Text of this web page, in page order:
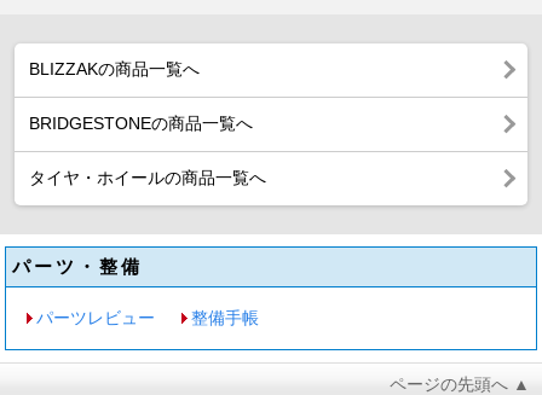
BLIZZAKの商品一覧へ
BRIDGESTONEの商品一覧へ
タイヤ・ホイールの商品一覧へ
パーツ・整備
パーツレビュー 整備手帳
ページの先頭へ ▲